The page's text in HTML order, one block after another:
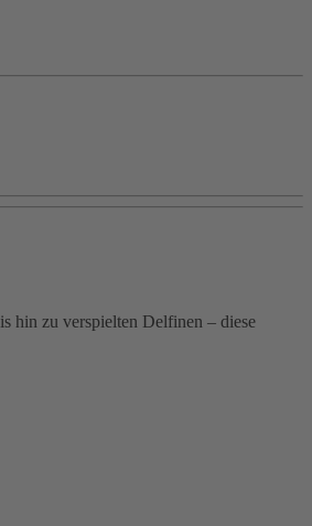
hin zu verspielten Delfinen – diese